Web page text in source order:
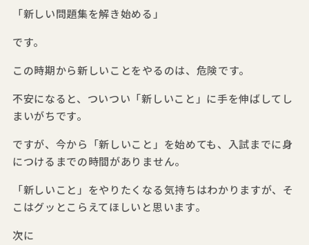
「新しい問題集を解き始める」
です。
この時期から新しいことをやるのは、危険です。
不安になると、ついつい「新しいこと」に手を伸ばしてし
まいがちです。
ですが、今から「新しいこと」を始めても、入試までに身
につけるまでの時間がありません。
「新しいこと」をやりたくなる気持ちはわかりますが、そ
こはグッとこらえてほしいと思います。
次に